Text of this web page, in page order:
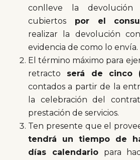
conlleve la
cubiertos por el
realizar la devolución
evidencia de como lo envía.
El término máximo para
retracto será de cinco
contados a partir de la
la celebración del
prestación de servicios.
Ten presente que el
tendrá un tiempo de
días calendariopara